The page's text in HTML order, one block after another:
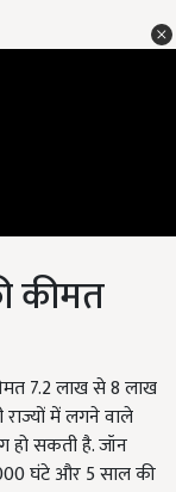
कीमत
7.2 लाख से 8 लाख
में लगने वाले
सकती है. जॉन
घंटे और 5 साल की